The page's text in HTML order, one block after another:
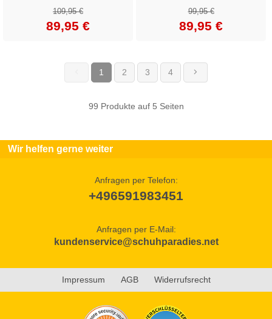
109,95 €
89,95 €
99,95 €
89,95 €
1 (current)
2 3 4
99 Produkte auf 5 Seiten
Wir helfen gerne weiter
Anfragen per Telefon:
+496591983451
Anfragen per E-Mail:
kundenservice@schuhparadies.net
Impressum AGB Widerrufsrecht